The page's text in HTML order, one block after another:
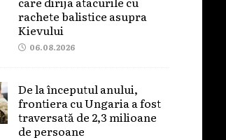
rachete balistice asupra
Kievului
06.08.2026
De la începutul anului,
frontiera cu Ungaria a fost
traversată de 2,3 milioane
de persoane